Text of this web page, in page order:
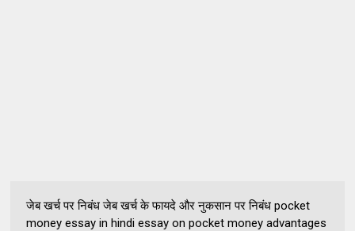
जेब खर्च पर निबंध जेब खर्च के फायदे और नुकसान पर निबंध pocket
money essay in hindi essay on pocket money advantages